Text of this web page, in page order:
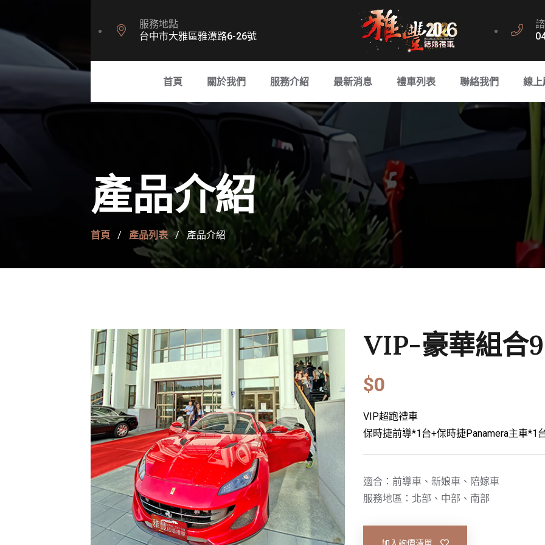
服務地點
台中市大雅區雅潭路6-26號
首頁 關於我們 服務介紹 最新消息 禮車列表 聯絡我們 線上
產品介紹
首頁 產品列表 產品介紹
VIP-豪華組合9
$0
VIP超跑禮車
保時捷前導*1台+保時捷Panamera主車*1
適合：前導車、新娘車、陪嫁車
服務地區：北部、中部、南部